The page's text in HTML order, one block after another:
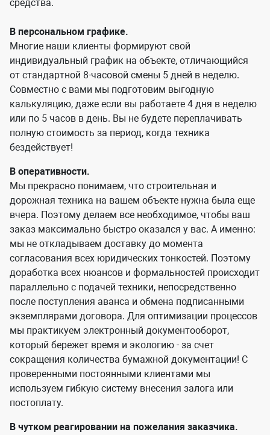
средства.
В персональном графике.
Многие наши клиенты формируют свой
индивидуальный график на объекте, отличающийся
от стандартной 8-часовой смены 5 дней в неделю.
Совместно с вами мы подготовим выгодную
калькуляцию, даже если вы работаете 4 дня в неделю
или по 5 часов в день. Вы не будете переплачивать
полную стоимость за период, когда техника
бездействует!
В оперативности.
Мы прекрасно понимаем, что строительная и
дорожная техника на вашем объекте нужна была еще
вчера. Поэтому делаем все необходимое, чтобы ваш
заказ максимально быстро оказался у вас. А именно:
мы не откладываем доставку до момента
согласования всех юридических тонкостей. Поэтому
доработка всех нюансов и формальностей происходит
параллельно с подачей техники, непосредственно
после поступления аванса и обмена подписанными
экземплярами договора. Для оптимизации процессов
мы практикуем электронный документооборот,
который бережет время и экологию - за счет
сокращения количества бумажной документации! С
проверенными постоянными клиентами мы
используем гибкую систему внесения залога или
постоплату.
В чутком реагировании на пожелания заказчика.